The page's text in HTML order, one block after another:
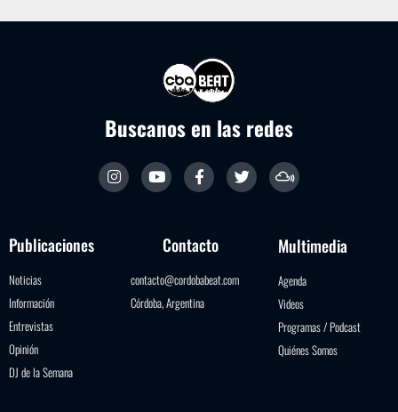
Buscanos en las redes
Publicaciones
Noticias
Información
Entrevistas
Opinión
DJ de la Semana
Contacto
contacto@cordobabeat.com
Córdoba, Argentina
Multimedia
Agenda
Videos
Programas / Podcast
Quiénes Somos